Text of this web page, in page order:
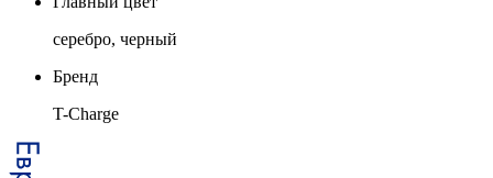
серебро, черный
Бренд
T-Charge